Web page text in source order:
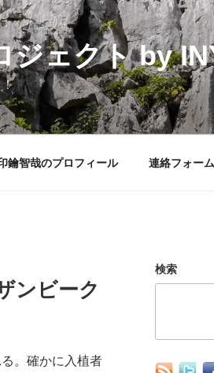
ジェクト by
鑰智哉のプロフィール 連絡フォーム
ンビーク
。確かに入植者
検索